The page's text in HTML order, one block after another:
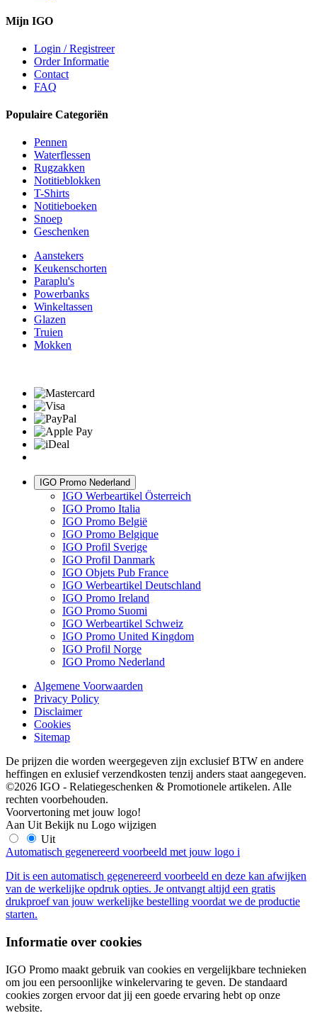
Mijn IGO
Login / Registreer
Order Informatie
Contact
FAQ
Populaire Categoriën
Pennen
Waterflessen
Rugzakken
Notitieblokken
T-Shirts
Notitieboeken
Snoep
Geschenken
Aanstekers
Keukenschorten
Paraplu's
Powerbanks
Winkeltassen
Glazen
Truien
Mokken
IGO Promo Nederland
IGO Werbeartikel Österreich
IGO Promo Italia
IGO Promo België
IGO Promo Belgique
IGO Profil Sverige
IGO Profil Danmark
IGO Objets Pub France
IGO Werbeartikel Deutschland
IGO Promo Ireland
IGO Promo Suomi
IGO Werbeartikel Schweiz
IGO Promo United Kingdom
IGO Profil Norge
IGO Promo Nederland
Algemene Voorwaarden
Privacy Policy
Disclaimer
Cookies
Sitemap
De prijzen die worden weergegeven zijn exclusief BTW en andere
heffingen en exlusief verzendkosten tenzij anders staat aangegeven.
©2026 IGO - Relatiegeschenken & Promotionele artikelen. Alle
rechten voorbehouden.
Voorvertoning met jouw logo!
Aan Uit Bekijk nu Logo wijzigen
Uit
Automatisch gegenereerd voorbeeld met jouw logo i
Dit is een automatisch gegenereerd voorbeeld en deze kan afwijken
van de werkelijke opdruk opties. Je ontvangt altijd een gratis
drukproef van jouw werkelijke bestelling voordat we de productie
starten.
Informatie over cookies
IGO Promo maakt gebruik van cookies en vergelijkbare technieken
om jou een persoonlijke winkelervaring te geven. De standaard
cookies zorgen ervoor dat jij een goede ervaring hebt op onze
website.